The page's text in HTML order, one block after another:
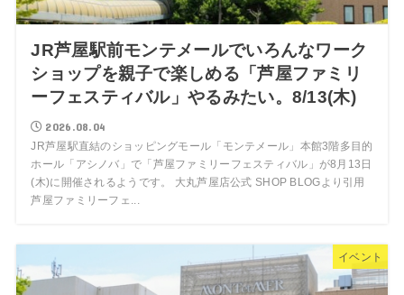
JR芦屋駅前モンテメールでいろんなワーク
ショップを親子で楽しめる「芦屋ファミリ
ーフェスティバル」やるみたい。8/13(木)
2026.08.04
JR芦屋駅直結のショッピングモール「モンテメール」本館3階多目的
ホール「アシノバ」で「芦屋ファミリーフェスティバル」が8月13日
(木)に開催されるようです。 大丸芦屋店公式 SHOP BLOGより引用
芦屋ファミリーフェ...
イベント